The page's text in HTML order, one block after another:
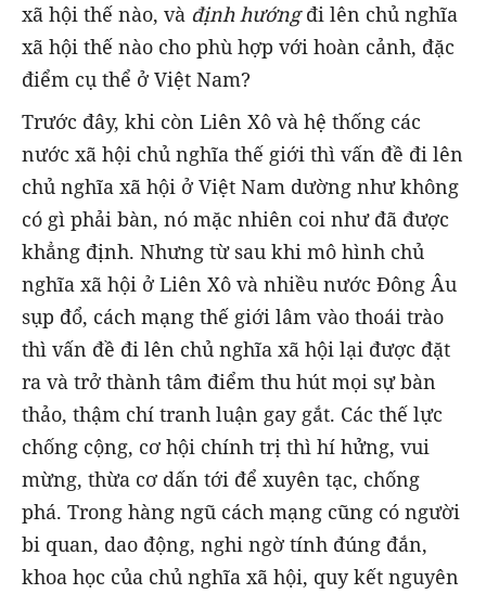
xã hội thế nào, và định hướngđi lên chủ nghĩa
xã hội thế nào cho phù hợp với hoàn cảnh, đặc
điểm cụ thể ở Việt Nam?
Trước đây, khi còn Liên Xô và hệ thống các
nước xã hội chủ nghĩa thế giới thì vấn đề đi lên
chủ nghĩa xã hội ở Việt Nam dường như không
có gì phải bàn, nó mặc nhiên coi như đã được
khẳng định. Nhưng từ sau khi mô hình chủ
nghĩa xã hội ở Liên Xô và nhiều nước Đông Âu
sụp đổ, cách mạng thế giới lâm vào thoái trào
thì vấn đề đi lên chủ nghĩa xã hội lại được đặt
ra và trở thành tâm điểm thu hút mọi sự bàn
thảo, thậm chí tranh luận gay gắt. Các thế lực
chống cộng, cơ hội chính trị thì hí hửng, vui
mừng, thừa cơ dấn tới để xuyên tạc, chống
phá. Trong hàng ngũ cách mạng cũng có người
bi quan, dao động, nghi ngờ tính đúng đắn,
khoa học của chủ nghĩa xã hội, quy kết nguyên